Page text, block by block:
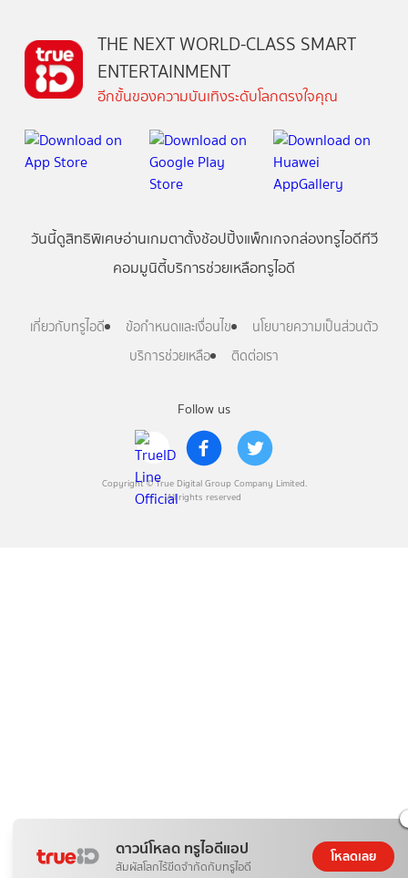
ดาวน์โหลด ทรูไอดีแอป
สัมผัสโลกไร้ขีดจำกัดกับทรูไอดี
โหลดเลย
Follow us
Copyright © True Digital Group Company Limited.
All rights reserved
THE NEXT WORLD-CLASS SMART
ENTERTAINMENT
อีกขั้นของความบันเทิงระดับโลกตรงใจคุณ
วันนี้ดูสิทธิพิเศษอ่านเกมตาตั้งช้อปปิ้งแพ็กเกจกล่องทรูไอดีทีวี
คอมมูนิตี้บริการช่วยเหลือทรูไอดี
เกี่ยวกับทรูไอดี ข้อกำหนดและเงื่อนไข
นโยบายความเป็นส่วนตัว
บริการช่วยเหลือ
ติดต่อเรา